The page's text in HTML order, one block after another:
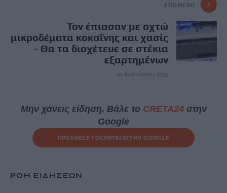
ΕΠΌΜΕΝΟ
Τον έπιασαν με οχτώ
μικροδέματα κοκαΐνης και χασίς
- Θα τα διοχέτευε σε στέκια
εξαρτημένων
20 Αυγούστου, 2025
Μην χάνεις είδηση. Βάλε το CRETA24στην
Google
ΠΡΟΣΘΕΣΕ ΤΟCRETA24ΣΤΗΝ GOOGLE
ΡΟΗ ΕΙΔΗΣΕΩΝ